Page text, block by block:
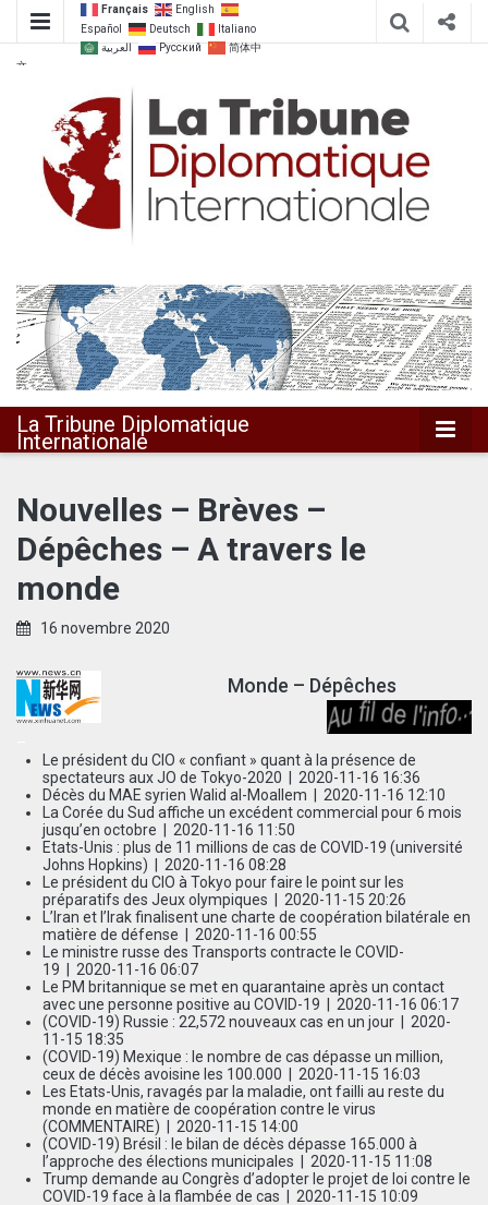
Français
English
Español
Deutsch
Italiano
العربية
Русский
简体中
文
La Tribune
Diplomatique
Internationale
La Tribune Diplomatique
Internationale
Nouvelles – Brèves –
Dépêches – A travers le
monde
16 novembre 2020
Monde – Dépêches
Le président du CIO « confiant » quant à la présence de
spectateurs aux JO de Tokyo-2020 | 2020-11-16 16:36
Décès du MAE syrien Walid al-Moallem | 2020-11-16 12:10
La Corée du Sud affiche un excédent commercial pour 6 mois
jusqu’en octobre | 2020-11-16 11:50
Etats-Unis : plus de 11 millions de cas de COVID-19 (université
Johns Hopkins) | 2020-11-16 08:28
Le président du CIO à Tokyo pour faire le point sur les
préparatifs des Jeux olympiques | 2020-11-15 20:26
L’Iran et l’Irak finalisent une charte de coopération bilatérale en
matière de défense | 2020-11-16 00:55
Le ministre russe des Transports contracte le COVID-
19 | 2020-11-16 06:07
Le PM britannique se met en quarantaine après un contact
avec une personne positive au COVID-19 | 2020-11-16 06:17
(COVID-19) Russie : 22,572 nouveaux cas en un jour | 2020-
11-15 18:35
(COVID-19) Mexique : le nombre de cas dépasse un million,
ceux de décès avoisine les 100.000 | 2020-11-15 16:03
Les Etats-Unis, ravagés par la maladie, ont failli au reste du
monde en matière de coopération contre le virus
(COMMENTAIRE) | 2020-11-15 14:00
(COVID-19) Brésil : le bilan de décès dépasse 165.000 à
l’approche des élections municipales | 2020-11-15 11:08
Trump demande au Congrès d’adopter le projet de loi contre le
COVID-19 face à la flambée de cas | 2020-11-15 10:09